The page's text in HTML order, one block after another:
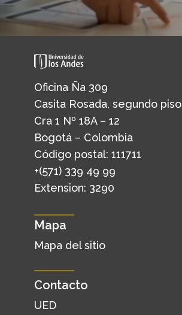
Oficina Ña 309
Casita Rosada, segundo piso
Cra 1 Nº 18A – 12
Bogotá – Colombia
Código postal: 111711
+(571) 339 49 99
Extension: 3290
Mapa
Mapa del sitio
Contacto
UED